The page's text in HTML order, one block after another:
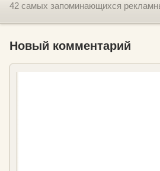
42 самых запоминающихся
Новый комментарий